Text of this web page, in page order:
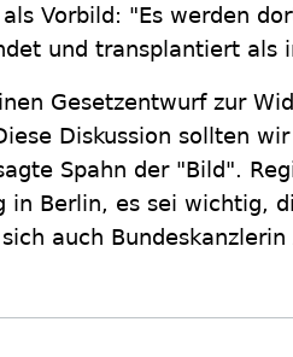
Vorbild: "Es werden
und transplantiert als
Gesetzentwurf zur
Diskussion sollten
Spahn der "Bild".
in Berlin, es sei wichtig,
auch